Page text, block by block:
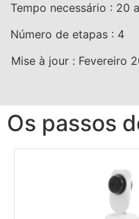
Tempo necessário : 20
Número de etapas : 4
Mise à jour : Fevereiro
Os passos